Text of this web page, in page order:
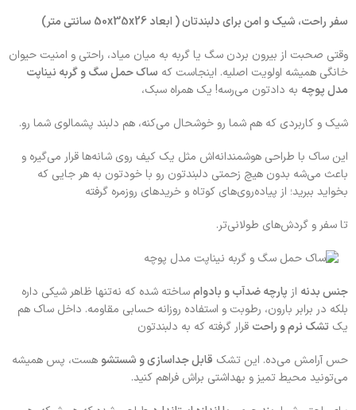
سفر راحت، شیک و امن برای دلبندتان ( ابعاد 50x35x26 سانتی متر)
وقتی صحبت از بیرون بردن سگ یا گربه به میان میاد، راحتی و امنیت حیوان
خانگی همیشه اولویت اصلیه. اینجاست که ساک حمل سگ و گربه نیناپت
مدل پوچه به دادتون می‌رسه! یک همراه سبک،
شیک و کاربردی که هم شما رو خوشحال می‌کنه، هم دلبند پشمالوی شما رو.
این ساک با طراحی هوشمندانه‌اش مثل یک کیف روی شانه‌ها قرار می‌گیره و
باعث می‌شه بدون هیچ زحمتی دلبندتون رو با خودتون به هر جایی که
بخواید ببرید؛ از پیاده‌روی‌های کوتاه و خریدهای روزمره گرفته
تا سفر و گردش‌های طولانی‌تر.
جنس بدنه از پارچه ضدآب و بادوامساخته شده که نه‌تنها ظاهر شیکی داره
بلکه در برابر بارون، رطوبت و استفاده روزانه حسابی مقاومه. داخل ساک هم
یک تشک نرم و راحت قرار گرفته که به دلبندتون
حس آرامش می‌ده. این تشک قابل جداسازی و شستشو هست، پس همیشه
می‌تونید محیط تمیز و بهداشتی براش فراهم کنید.